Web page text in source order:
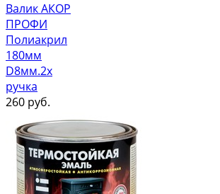
Валик АКОР
ПРОФИ
Полиакрил
180мм
D8мм.2х
ручка
260 руб.